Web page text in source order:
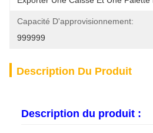
Capacité D'approvisionnement:
999999
Description Du Produit
Description du produit :